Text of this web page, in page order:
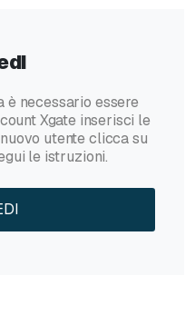
necessario essere
Xgate inserisci le
utente clicca su
le istruzioni.